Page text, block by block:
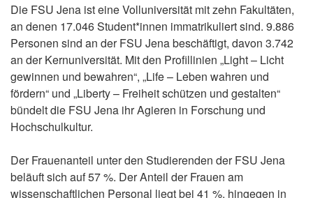
Die FSU Jena ist eine Volluniversität mit zehn Fakultäten,
an denen 17.046 Student*innen immatrikuliert sind. 9.886
Personen sind an der FSU Jena beschäftigt, davon 3.742
an der Kernuniversität. Mit den Profillinien „Light – Licht
gewinnen und bewahren“, „Life – Leben wahren und
fördern“ und „Liberty – Freiheit schützen und gestalten“
bündelt die FSU Jena ihr Agieren in Forschung und
Hochschulkultur.
Der Frauenanteil unter den Studierenden der FSU Jena
beläuft sich auf 57 %. Der Anteil der Frauen am
wissenschaftlichen Personal liegt bei 41 %, hingegen in